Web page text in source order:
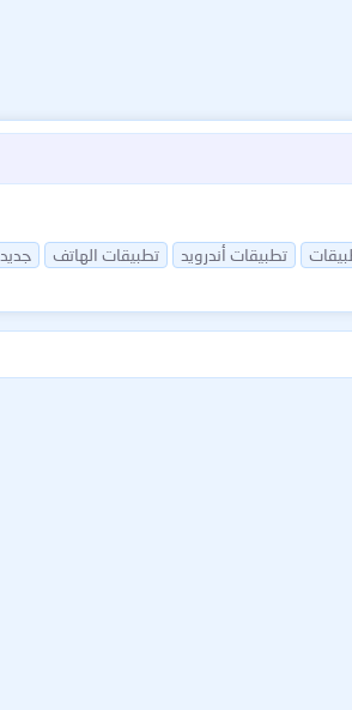
تطبيقات أندرويد تطبيقات الهاتف جديد